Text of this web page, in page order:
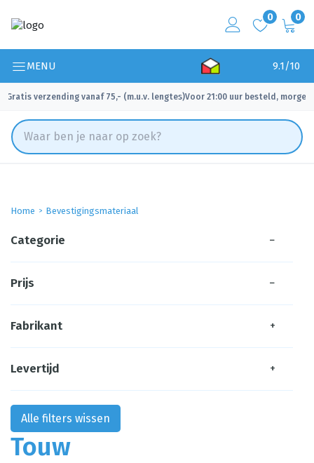
0 0
MENU 9.1/10
Gratis verzending vanaf 75,- (m.u.v. lengtes)
✓ Voor 21:00 uur besteld, morgen
Home Bevestigingsmateriaal
Touw
Categorie −
Prijs −
Fabrikant +
Levertijd +
Alle filters wissen